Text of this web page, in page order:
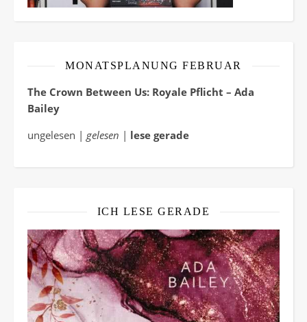
MONATSPLANUNG FEBRUAR
The Crown Between Us: Royale Pflicht – Ada
Bailey
ungelesen | gelesen | lese gerade
ICH LESE GERADE